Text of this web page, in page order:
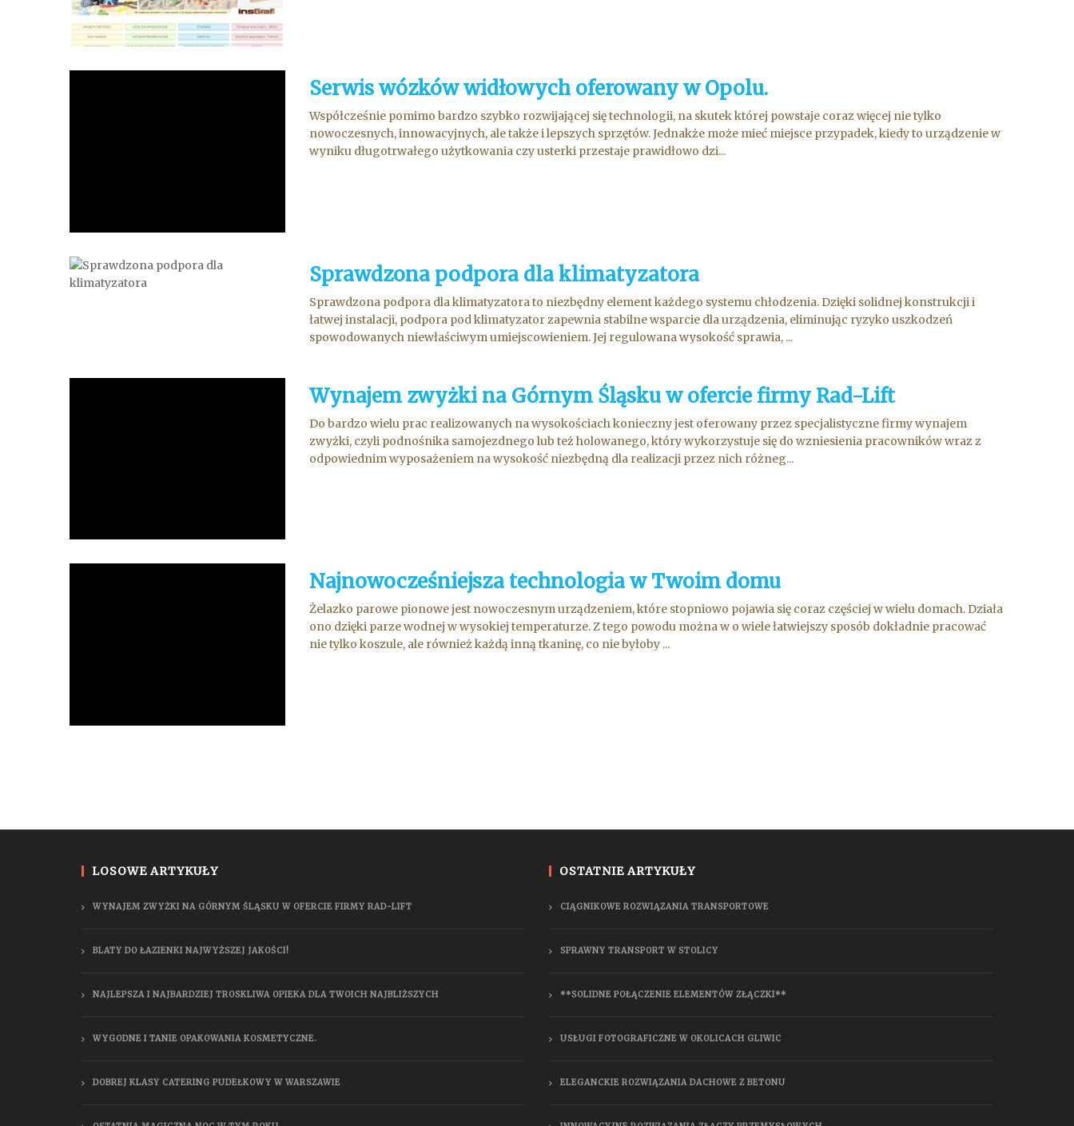
Serwis wózków widłowych oferowany w Opolu.
Współcześnie pomimo bardzo szybko rozwijającej się technologii, na skutek której powstaje coraz więcej nie tylko
nowoczesnych, innowacyjnych, ale także i lepszych sprzętów. Jednakże może mieć miejsce przypadek, kiedy to urządzenie w
wyniku długotrwałego użytkowania czy usterki przestaje prawidłowo dzi...
Sprawdzona podpora dla klimatyzatora
Sprawdzona podpora dla klimatyzatora to niezbędny element każdego systemu chłodzenia. Dzięki solidnej konstrukcji i
łatwej instalacji, podpora pod klimatyzator zapewnia stabilne wsparcie dla urządzenia, eliminując ryzyko uszkodzeń
spowodowanych niewłaściwym umiejscowieniem. Jej regulowana wysokość sprawia, ...
Wynajem zwyżki na Górnym Śląsku w ofercie firmy Rad-Lift
Do bardzo wielu prac realizowanych na wysokościach konieczny jest oferowany przez specjalistyczne firmy wynajem
zwyżki, czyli podnośnika samojezdnego lub też holowanego, który wykorzystuje się do wzniesienia pracowników wraz z
odpowiednim wyposażeniem na wysokość niezbędną dla realizacji przez nich różneg...
Najnowocześniejsza technologia w Twoim domu
Żelazko parowe pionowe jest nowoczesnym urządzeniem, które stopniowo pojawia się coraz częściej w wielu domach. Działa
ono dzięki parze wodnej w wysokiej temperaturze. Z tego powodu można w o wiele łatwiejszy sposób dokładnie pracować
nie tylko koszule, ale również każdą inną tkaninę, co nie byłoby ...
LOSOWE ARTYKUŁY
WYNAJEM ZWYŻKI NA GÓRNYM ŚLĄSKU W OFERCIE FIRMY RAD-LIFT
BLATY DO ŁAZIENKI NAJWYŻSZEJ JAKOŚCI!
NAJLEPSZA I NAJBARDZIEJ TROSKLIWA OPIEKA DLA TWOICH NAJBLIŻSZYCH
WYGODNE I TANIE OPAKOWANIA KOSMETYCZNE.
DOBREJ KLASY CATERING PUDEŁKOWY W WARSZAWIE
OSTATNIE ARTYKUŁY
CIĄGNIKOWE ROZWIĄZANIA TRANSPORTOWE
SPRAWNY TRANSPORT W STOLICY
**SOLIDNE POŁĄCZENIE ELEMENTÓW ZŁĄCZKI**
USŁUGI FOTOGRAFICZNE W OKOLICACH GLIWIC
ELEGANCKIE ROZWIĄZANIA DACHOWE Z BETONU